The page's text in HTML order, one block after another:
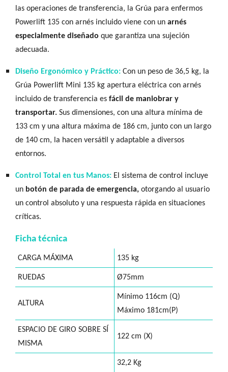
las operaciones de transferencia, la Grúa para enfermos
Powerlift 135 con arnés incluido viene con un arnés
especialmente diseñado que garantiza una sujeción
adecuada.
Diseño Ergonómico y Práctico: Con un peso de 36,5 kg, la
Grúa Powerlift Mini 135 kg apertura eléctrica con arnés
incluido de transferencia es fácil de maniobrar y
transportar. Sus dimensiones, con una altura mínima de
133 cm y una altura máxima de 186 cm, junto con un largo
de 140 cm, la hacen versátil y adaptable a diversos
entornos.
Control Total en tus Manos: El sistema de control incluye
un botón de parada de emergencia, otorgando al usuario
un control absoluto y una respuesta rápida en situaciones
críticas.
Ficha técnica
CARGA MÁXIMA 135 kg
RUEDAS Ø75mm
ALTURA
Mínimo 116cm (Q)
Máximo 181cm(P)
ESPACIO DE GIRO SOBRE SÍ
MISMA
122 cm (X)
32,2 Kg